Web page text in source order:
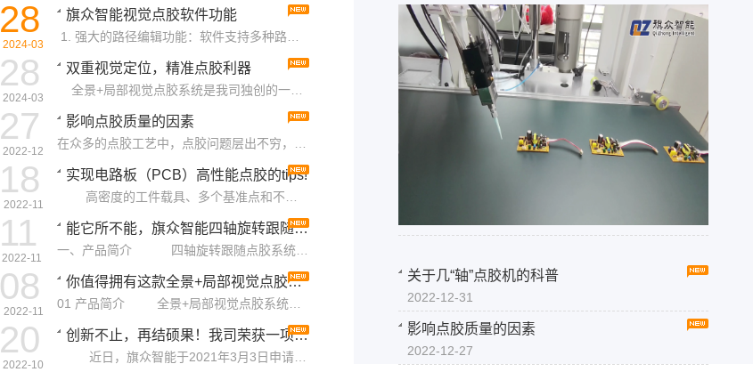
1 3 4
28
2024-03
旗众智能视觉点胶软件功能
1. 强大的路径编辑功能：软件支持多种路径编辑功能，包括画点、线、面、多线段、圆弧、圆等，能够实现三……
28
2024-03
双重视觉定位，精准点胶利器
全景+局部视觉点胶系统是我司独创的一套系统，具有精度高、双重视觉定位、无需夹具、随意摆放、功能……
27
2022-12
影响点胶质量的因素
18
2022-11
实现电路板（PCB）高性能点胶的tips!
11
2022-11
能它所不能，旗众智能四轴旋转跟随点胶系统太强了
一、产品简介 四轴旋转跟随点胶系统 是旗众智能新推出的一套流水线动态跟随点胶系统，……
08
2022-11
你值得拥有这款全景+局部视觉点胶系统！
​ 01 产品简介 全景+局部视觉点胶系统是旗众智能针对手机点胶、电脑组装、PCB板……
20
2022-10
创新不止，再结硕果！我司荣获一项国家发明专利
近日，旗众智能于2021年3月3日申请的《点胶机相机与点胶头之间的偏移量标定方法》专利，……
关于几“轴”点胶机的科普
2022-12-31
影响点胶质量的因素
2022-12-27